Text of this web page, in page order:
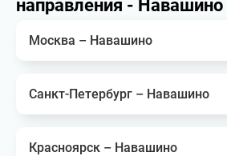
направления - Навашино
Москва – Навашино
Санкт-Петербург – Навашино
Красноярск – Навашино